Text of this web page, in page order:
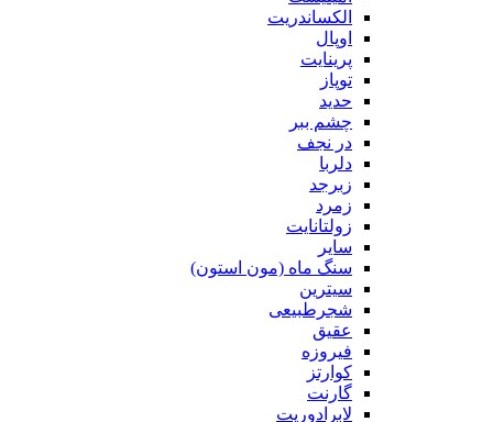
الکساندریت
اوپال
پرینایت
توپاز
حدید
چشم ببر
در نجف
دلربا
زبرجد
زمرد
زولتانایت
سایر
سنگ ماه (مون استون)
سیترین
شجرطبیعی
عقیق
فیروزه
کوارتز
گارنت
لابرادوریت